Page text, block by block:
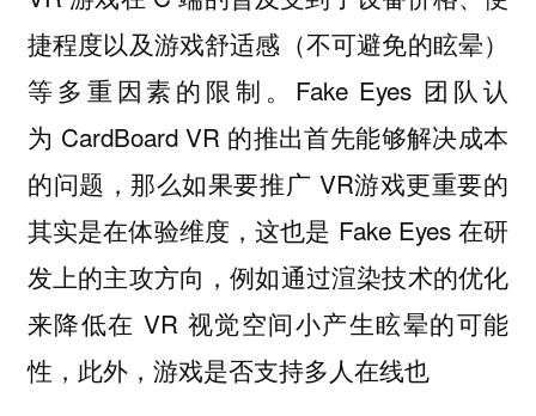
捷程度以及游戏舒适感（不可避免的眩晕）
等多重因素的限制。Fake Eyes 团队认
为 CardBoard VR 的推出首先能够解决成本
的问题，那么如果要推广 VR游戏更重要的
其实是在体验维度，这也是 Fake Eyes 在研
发上的主攻方向，例如通过渲染技术的优化
来降低在 VR 视觉空间小产生眩晕的可能
性，此外，游戏是否支持多人在线也